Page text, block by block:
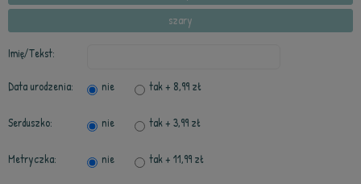
szary
Imię/Tekst:
Data urodzenia: nie tak+ 8,99 zł
Serduszko: nie tak+ 3,99 zł
Metryczka: nie tak+ 11,99 zł